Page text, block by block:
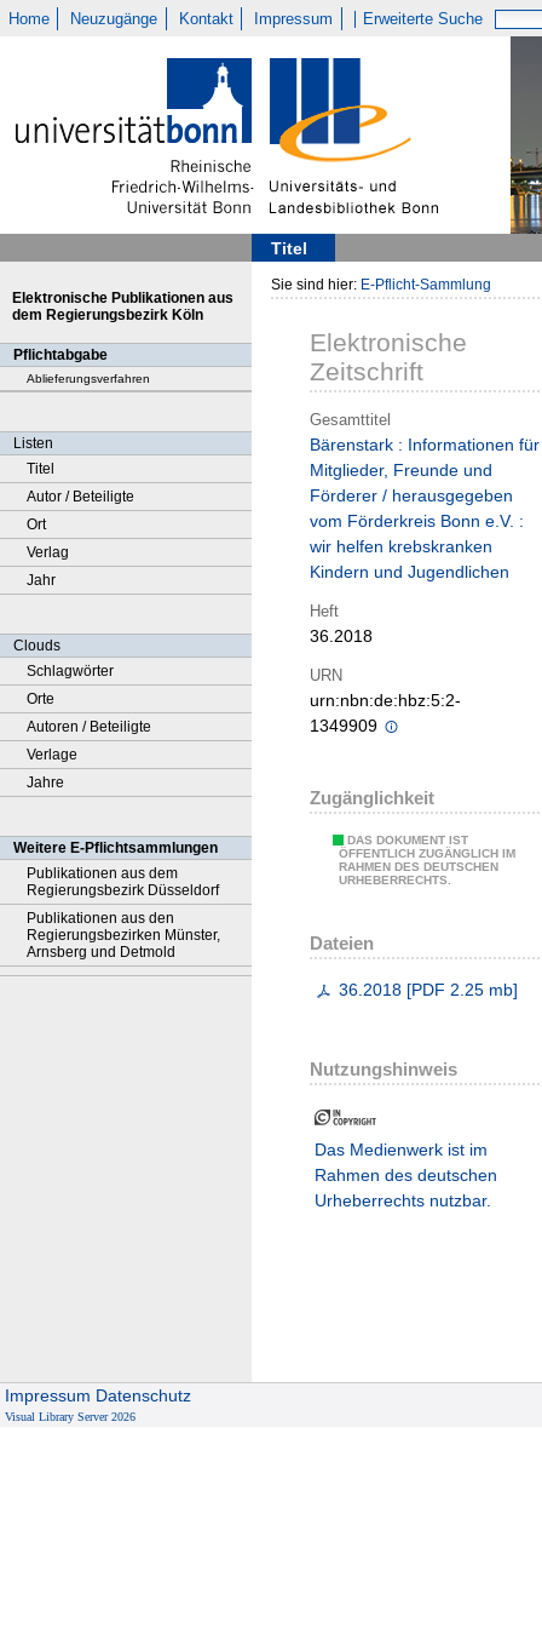
Home Neuzugänge Kontakt Impressum Erweiterte Suche
Titel
Elektronische Publikationen aus
dem Regierungsbezirk Köln
Pflichtabgabe
Ablieferungsverfahren
Listen
Titel
Autor / Beteiligte
Ort
Verlag
Jahr
Clouds
Schlagwörter
Orte
Autoren / Beteiligte
Verlage
Jahre
Weitere E-Pflichtsammlungen
Publikationen aus dem
Regierungsbezirk Düsseldorf
Publikationen aus den
Regierungsbezirken Münster,
Arnsberg und Detmold
Sie sind hier: E-Pflicht-Sammlung
Elektronische
Zeitschrift
Gesamttitel
Bärenstark : Informationen für
Mitglieder, Freunde und
Förderer / herausgegeben
vom Förderkreis Bonn e.V. :
wir helfen krebskranken
Kindern und Jugendlichen
Heft
36.2018
URN
urn:nbn:de:hbz:5:2-
1349909
Zugänglichkeit
DAS DOKUMENT IST
ÖFFENTLICH ZUGÄNGLICH IM
RAHMEN DES DEUTSCHEN
URHEBERRECHTS.
Dateien
36.2018 [PDF 2.25 mb]
Nutzungshinweis
Das Medienwerk ist im
Rahmen des deutschen
Urheberrechts nutzbar.
Impressum Datenschutz
Visual Library Server 2026